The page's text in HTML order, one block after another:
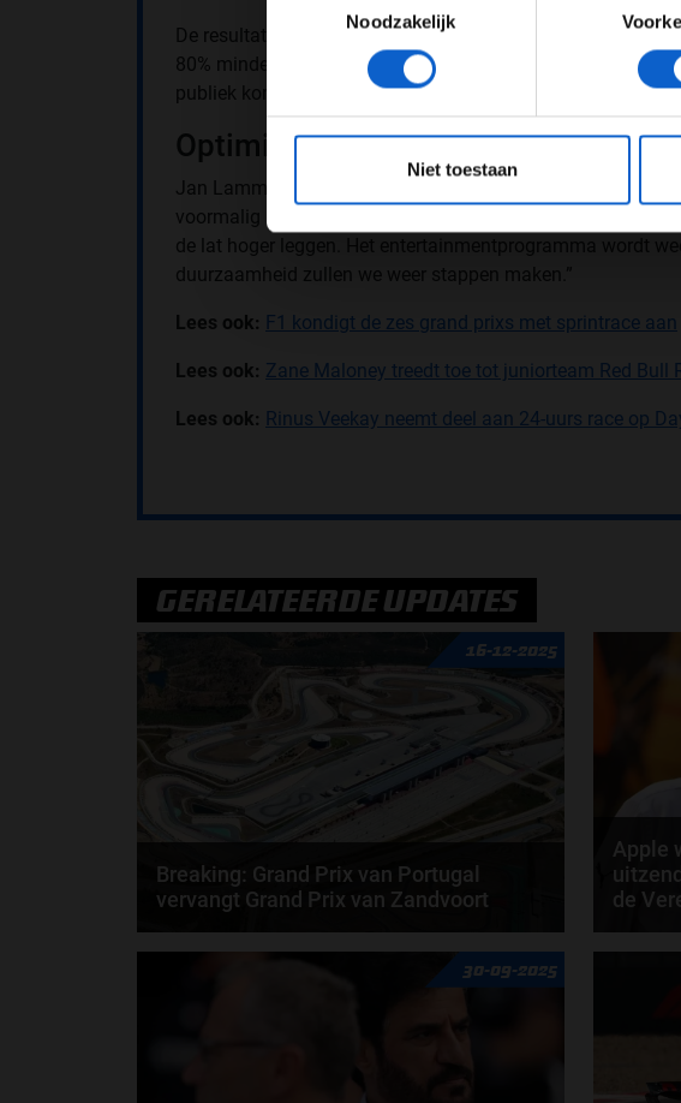
Noodzakelijk
Niet toestaan
De resultaten van de CO2-reductie zijn goed te noemen.
80% minder uitgestoten. Onder andere de toestroom van
publiek komt met het OV, te voet of met de fiets naar het
Optimisme
Jan Lammers, sportief directeur van de grand prix, is
voormalig Formule 1-coureur ziet dat Zandvoort de lat hoog
de lat hoger leggen. Het entertainmentprogramma wordt
duurzaamheid zullen we weer stappen maken.”
Lees ook: F1 kondigt de zes grand prixs met sprintrace aan
Lees ook: Zane Maloney treedt toe tot juniorteam Red Bull
Lees ook: Rinus Veekay neemt deel aan 24-uurs race op
GERELATEERDE UPDATES
16-12-2025
Breaking: Grand Prix van Portugal
vervangt Grand Prix van Zandvoort
Vanaf 2027 tot en met 2028 zal de Grand Prix van
Portugal terug op de kalender staan. De Grand
Apple
de
Vanaf
30-09-2025
JONGER
*Raadpleeg ons